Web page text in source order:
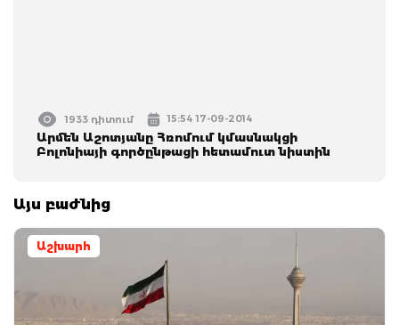
1933 դիտում 15:54 17-09-2014
Արմեն Աշոտյանը Հռոմում կմասնակցի
Բոլոնիայի գործընթացի հետամուտ նիստին
Այս բաժնից
Աշխարհ